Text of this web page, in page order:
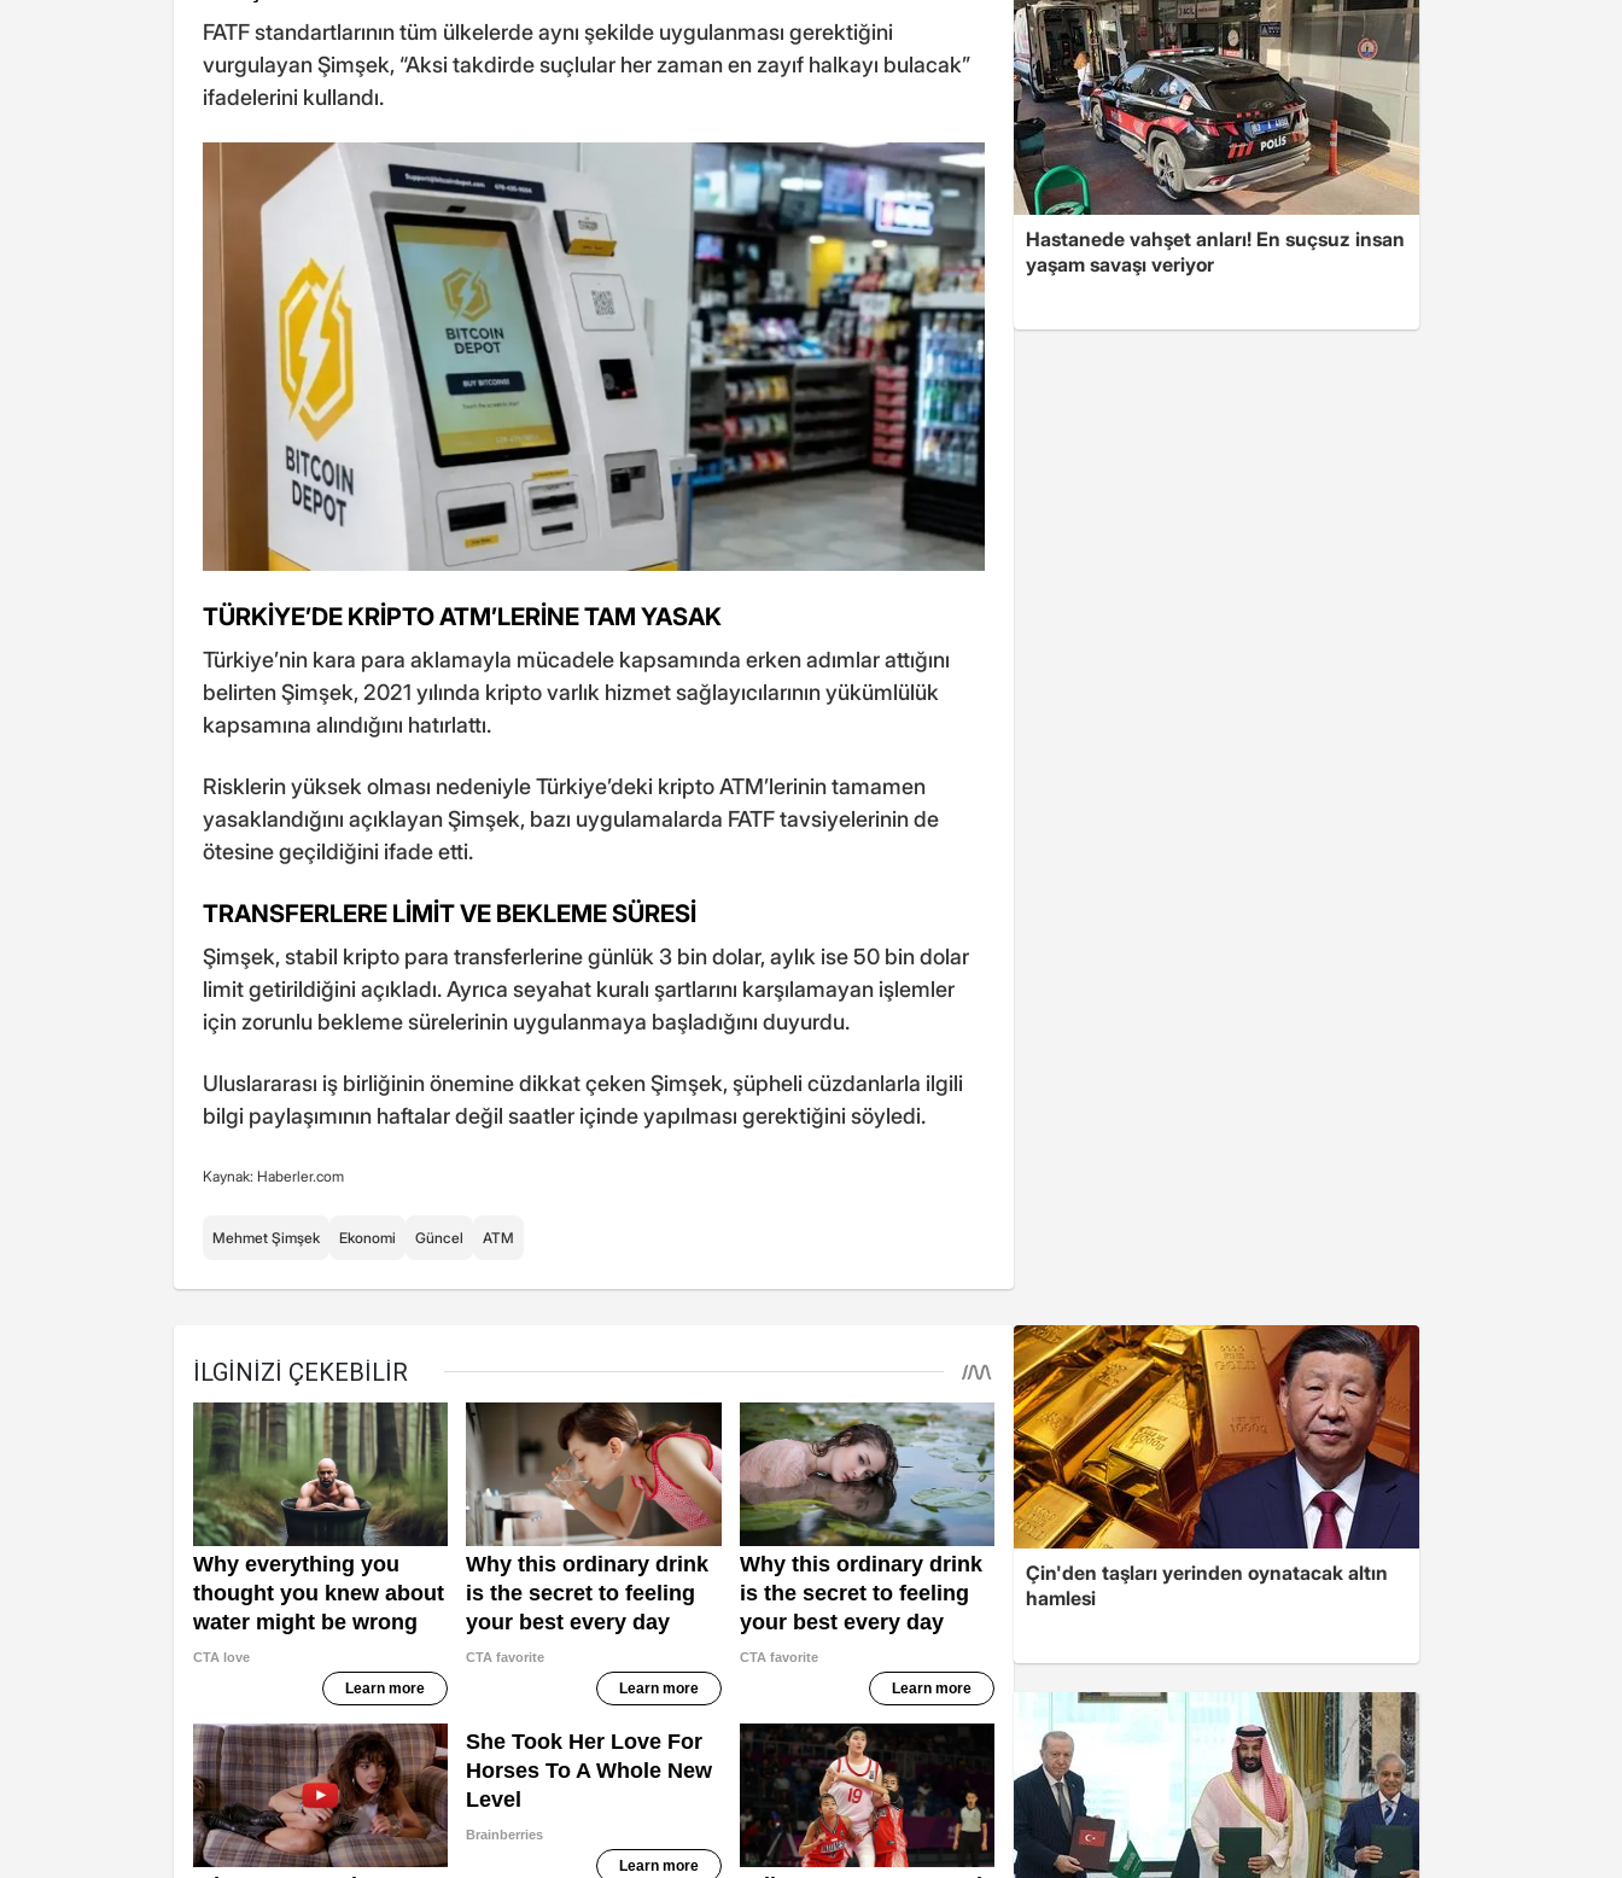
FATF standartlarının tüm ülkelerde aynı şekilde uygulanması gerektiğini
vurgulayan Şimşek, “Aksi takdirde suçlular her zaman en zayıf halkayı bulacak”
ifadelerini kullandı.
TÜRKİYE’DE KRİPTO ATM’LERİNE TAM YASAK
Türkiye’nin kara para aklamayla mücadele kapsamında erken adımlar attığını
belirten Şimşek, 2021 yılında kripto varlık hizmet sağlayıcılarının yükümlülük
kapsamına alındığını hatırlattı.
Risklerin yüksek olması nedeniyle Türkiye’deki kripto ATM’lerinin tamamen
yasaklandığını açıklayan Şimşek, bazı uygulamalarda FATF tavsiyelerinin de
ötesine geçildiğini ifade etti.
TRANSFERLERE LİMİT VE BEKLEME SÜRESİ
Şimşek, stabil kripto para transferlerine günlük 3 bin dolar, aylık ise 50 bin dolar
limit getirildiğini açıkladı. Ayrıca seyahat kuralı şartlarını karşılamayan işlemler
için zorunlu bekleme sürelerinin uygulanmaya başladığını duyurdu.
Uluslararası iş birliğinin önemine dikkat çeken Şimşek, şüpheli cüzdanlarla ilgili
bilgi paylaşımının haftalar değil saatler içinde yapılması gerektiğini söyledi.
Kaynak: Haberler.com
Mehmet Şimşek Ekonomi Güncel ATM
Hastanede vahşet anları! En suçsuz insan
yaşam savaşı veriyor
Çin'den taşları yerinden oynatacak altın
hamlesi